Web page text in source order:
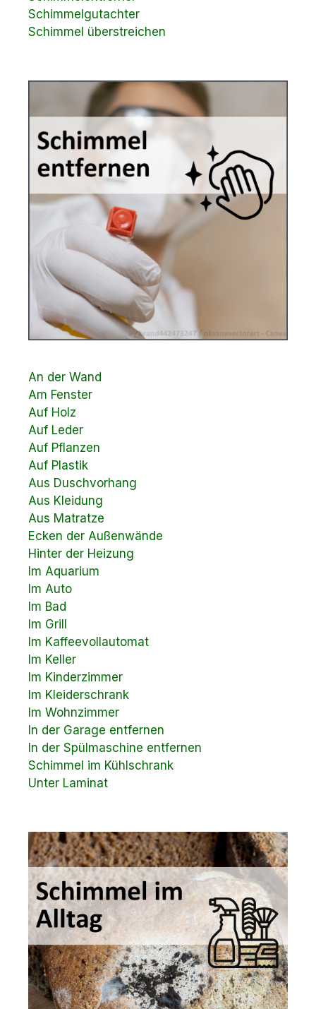
Schimmelgutachter
Schimmel überstreichen
An der Wand
Am Fenster
Auf Holz
Auf Leder
Auf Pflanzen
Auf Plastik
Aus Duschvorhang
Aus Kleidung
Aus Matratze
Ecken der Außenwände
Hinter der Heizung
Im Aquarium
Im Auto
Im Bad
Im Grill
Im Kaffeevollautomat
Im Keller
Im Kinderzimmer
Im Kleiderschrank
Im Wohnzimmer
In der Garage entfernen
In der Spülmaschine entfernen
Schimmel im Kühlschrank
Unter Laminat